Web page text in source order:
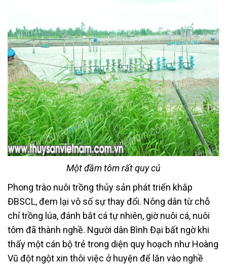
Một đầm tôm rất quy củ
Phong trào nuôi trồng thủy sản phát triển khắp
ĐBSCL, đem lại vô số sự thay đổi. Nông dân từ chỗ
chỉ trồng lúa, đánh bắt cá tự nhiên, giờ nuôi cá, nuôi
tôm đã thành nghề. Người dân Bình Đại bất ngờ khi
thấy một cán bộ trẻ trong diện quy hoạch như Hoàng
Vũ đột ngột xin thôi việc ở huyện để lăn vào nghề